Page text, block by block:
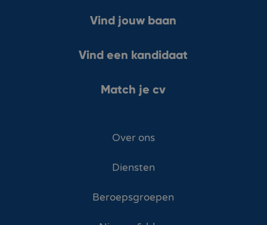
Vind jouw baan
Vind een kandidaat
Match je cv
Over ons
Diensten
Beroepsgroepen